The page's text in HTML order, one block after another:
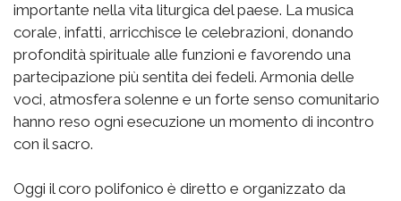
importante nella vita liturgica del paese. La musica
corale, infatti, arricchisce le celebrazioni, donando
profondità spirituale alle funzioni e favorendo una
partecipazione più sentita dei fedeli. Armonia delle
voci, atmosfera solenne e un forte senso comunitario
hanno reso ogni esecuzione un momento di incontro
con il sacro.
Oggi il coro polifonico è diretto e organizzato da